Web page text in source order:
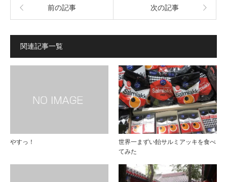
ま
す)
前の記事 次の記事
関連記事一覧
やすっ！
世界一まずい飴サルミアッキを食べ
てみた